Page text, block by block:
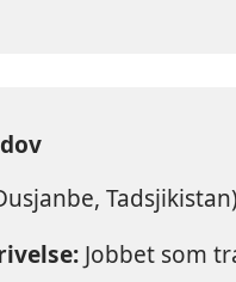
Tadsjikistan)
Jobbet som